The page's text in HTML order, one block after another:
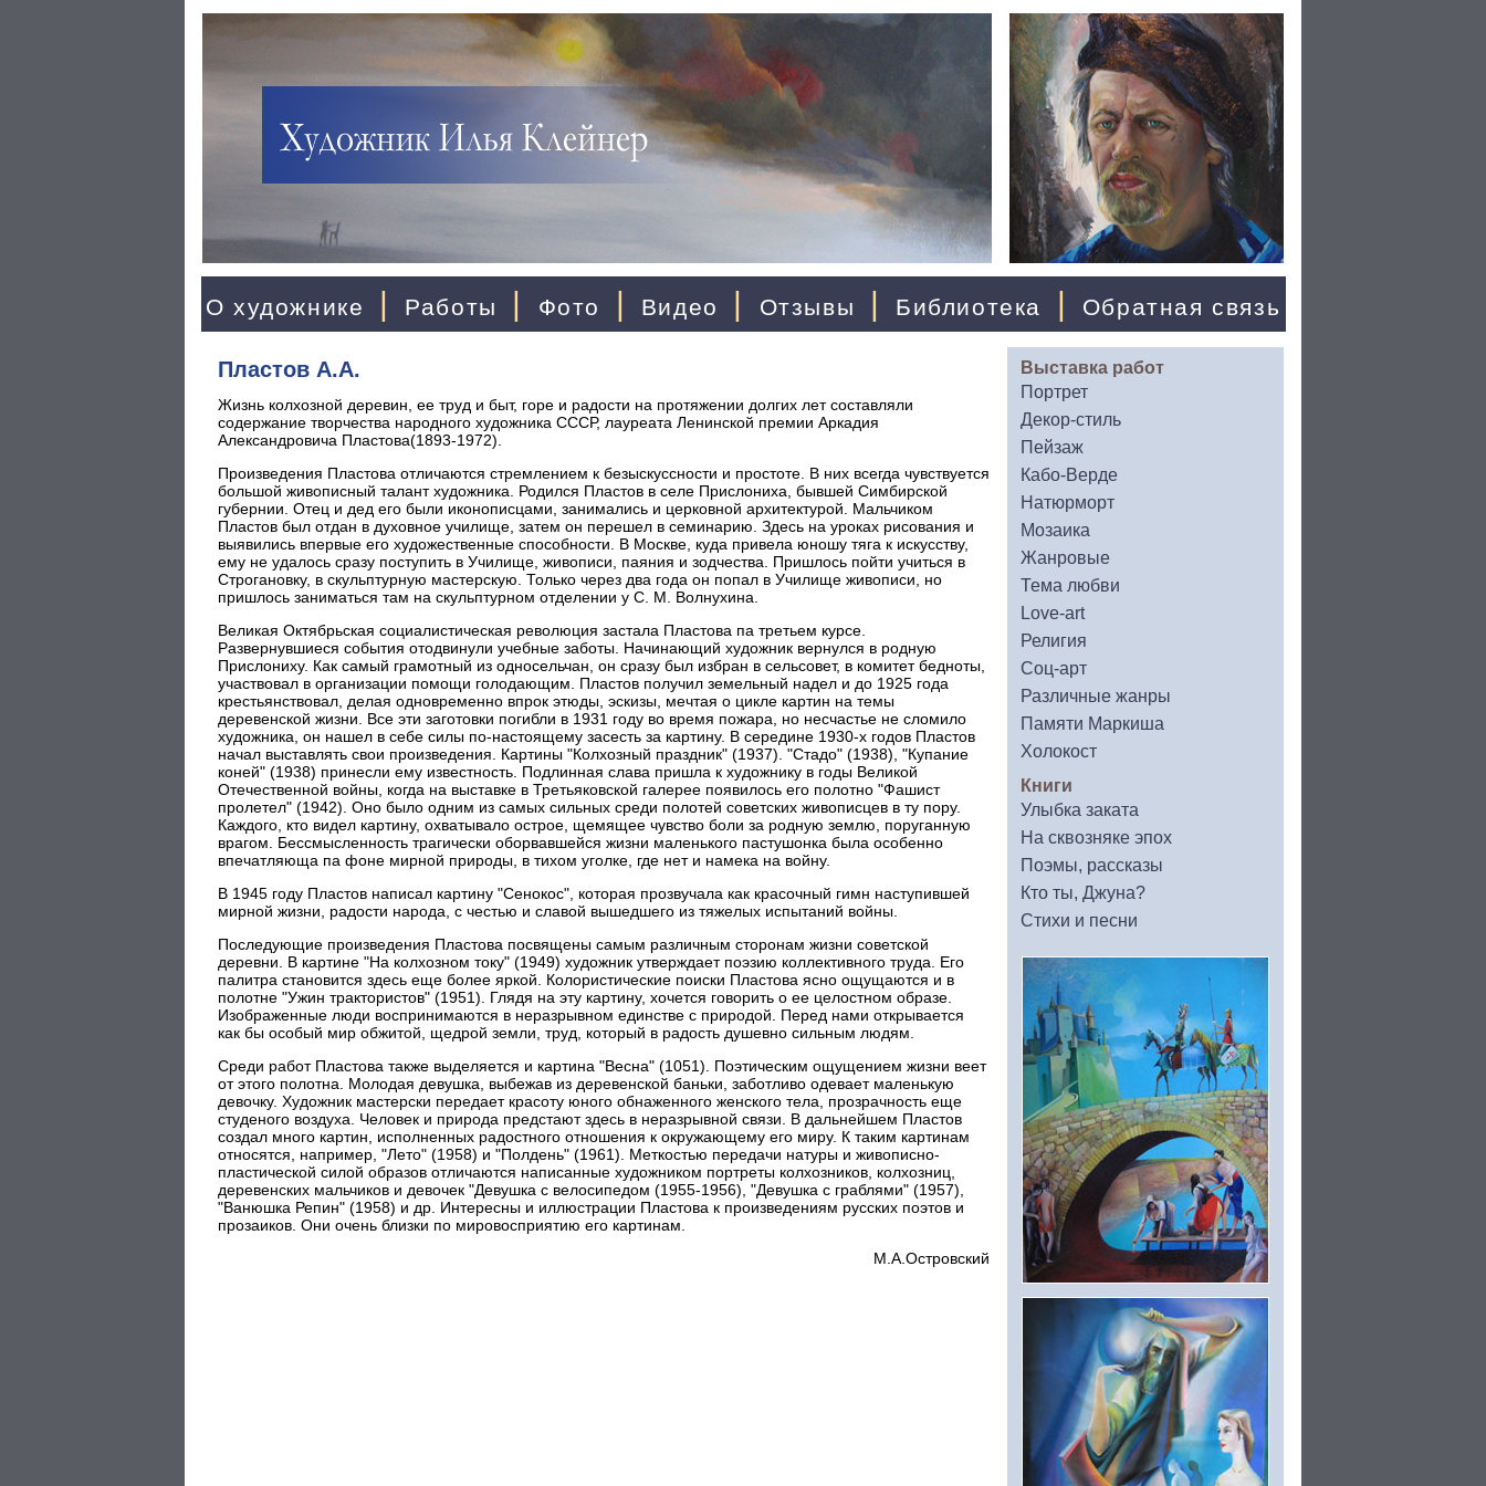
О художнике | Работы | Фото | Видео | Отзывы | Библиотека | Обратная связь
Пластов А.А.
Жизнь колхозной деревин, ее труд и быт, горе и радости на протяжении долгих лет составляли
содержание творчества народного художника СССР, лауреата Ленинской премии Аркадия
Александровича Пластова(1893-1972).
Произведения Пластова отличаются стремлением к безыскуссности и простоте. В них всегда чувствуется
большой живописный талант художника. Родился Пластов в селе Прислониха, бывшей Симбирской
губернии. Отец и дед его были иконописцами, занимались и церковной архитектурой. Мальчиком
Пластов был отдан в духовное училище, затем он перешел в семинарию. Здесь на уроках рисования и
выявились впервые его художественные способности. В Москве, куда привела юношу тяга к искусству,
ему не удалось сразу поступить в Училище, живописи, паяния и зодчества. Пришлось пойти учиться в
Строгановку, в скульптурную мастерскую. Только через два года он попал в Училище живописи, но
пришлось заниматься там на скульптурном отделении у С. М. Волнухина.
Великая Октябрьская социалистическая революция застала Пластова па третьем курсе.
Развернувшиеся события отодвинули учебные заботы. Начинающий художник вернулся в родную
Прислониху. Как самый грамотный из односельчан, он сразу был избран в сельсовет, в комитет бедноты,
участвовал в организации помощи голодающим. Пластов получил земельный надел и до 1925 года
крестьянствовал, делая одновременно впрок этюды, эскизы, мечтая о цикле картин на темы
деревенской жизни. Все эти заготовки погибли в 1931 году во время пожара, но несчастье не сломило
художника, он нашел в себе силы по-настоящему засесть за картину. В середине 1930-х годов Пластов
начал выставлять свои произведения. Картины "Колхозный праздник" (1937). "Стадо" (1938), "Купание
коней" (1938) принесли ему известность. Подлинная слава пришла к художнику в годы Великой
Отечественной войны, когда на выставке в Третьяковской галерее появилось его полотно "Фашист
пролетел" (1942). Оно было одним из самых сильных среди полотей советских живописцев в ту пору.
Каждого, кто видел картину, охватывало острое, щемящее чувство боли за родную землю, поруганную
врагом. Бессмысленность трагически оборвавшейся жизни маленького пастушонка была особенно
впечатляюща па фоне мирной природы, в тихом уголке, где нет и намека на войну.
В 1945 году Пластов написал картину "Сенокос", которая прозвучала как красочный гимн наступившей
мирной жизни, радости народа, с честью и славой вышедшего из тяжелых испытаний войны.
Последующие произведения Пластова посвящены самым различным сторонам жизни советской
деревни. В картине "На колхозном току" (1949) художник утверждает поэзию коллективного труда. Его
палитра становится здесь еще более яркой. Колористические поиски Пластова ясно ощущаются и в
полотне "Ужин трактористов" (1951). Глядя на эту картину, хочется говорить о ее целостном образе.
Изображенные люди воспринимаются в неразрывном единстве с природой. Перед нами открывается
как бы особый мир обжитой, щедрой земли, труд, который в радость душевно сильным людям.
Среди работ Пластова также выделяется и картина "Весна" (1051). Поэтическим ощущением жизни веет
от этого полотна. Молодая девушка, выбежав из деревенской баньки, заботливо одевает маленькую
девочку. Художник мастерски передает красоту юного обнаженного женского тела, прозрачность еще
студеного воздуха. Человек и природа предстают здесь в неразрывной связи. В дальнейшем Пластов
создал много картин, исполненных радостного отношения к окружающему его миру. К таким картинам
относятся, например, "Лето" (1958) и "Полдень" (1961). Меткостью передачи натуры и живописно-
пластической силой образов отличаются написанные художником портреты колхозников, колхозниц,
деревенских мальчиков и девочек "Девушка с велосипедом (1955-1956), "Девушка с граблями" (1957),
"Ванюшка Репин" (1958) и др. Интересны и иллюстрации Пластова к произведениям русских поэтов и
прозаиков. Они очень близки по мировосприятию его картинам.
М.А.Ocтpoвский
Выставка работ
Портрет
Декор-стиль
Пейзаж
Кабо-Верде
Натюрморт
Мозаика
Жанровые
Тема любви
Love-art
Религия
Соц-арт
Различные жанры
Памяти Маркиша
Холокост
Книги
Улыбка заката
На сквозняке эпох
Поэмы, рассказы
Кто ты, Джуна?
Стихи и песни